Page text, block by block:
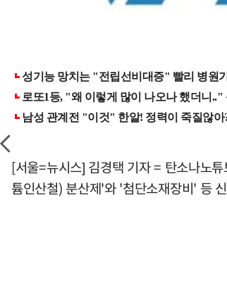
[서울=뉴시스] 김경택 기자 = 탄소나노
튬인산철) 분산제'와 '첨단소재장비' 등